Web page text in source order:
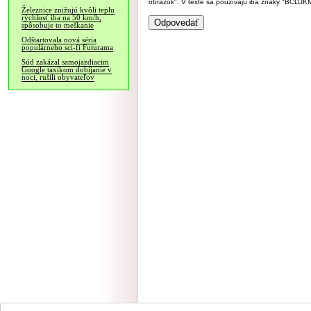
Železnice znižujú kvôli teplu
rýchlosť iba na 50 km/h,
spôsobuje to meškanie
Odštartovala nová séria
populárneho sci-fi Futurama
Súd zakázal samojazdiacim
Google taxíkom dobíjanie v
noci, rušili obyvateľov
obrázok". V texte sa používajú iba znaky